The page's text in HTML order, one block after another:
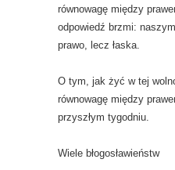
równowagę między
odpowiedź brzmi:
prawo, lecz łaska.
O tym, jak żyć w tej
równowagę między
przyszłym tygodniu.
Wiele błogosławieństw